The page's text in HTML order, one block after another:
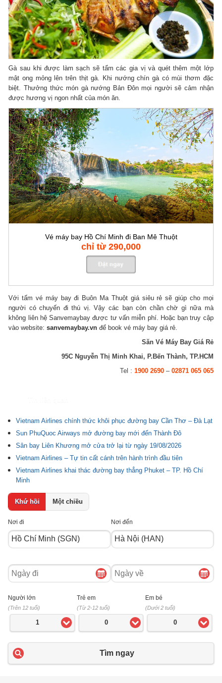
Gà sau khi được làm sạch sẽ tẩm các gia vị và quét thêm một lớp
mật ong mỏng lên trên thịt gà. Khi nướng chín gà có mùi thơm đặc
biệt. Thưởng thức món gà nướng Bản Đôn mọi người sẽ cảm nhận
được hương vị ngon nhất của món ăn.
Vé máy bay Hồ Chí Minh đi Ban Mê Thuột
chỉ từ 290,000
Với tấm vé máy bay đi Buôn Ma Thuột giá siêu rẻ sẽ giúp cho mọi
người có chuyến đi thú vị. Vậy các bạn còn chần chờ gì nữa mà
không liên hệ Sanvemaybay được tư vấn miễn phí. Hoặc bạn truy cập
vào website:sanvemaybay.vn để book vé máy bay giá rẻ.
Săn Vé Máy Bay Giá Rẻ
95C Nguyễn Thị Minh Khai, P.Bến Thành, TP.HCM
Tel : 1900 2690– 02871 065 065
Vietnam Airlines chính thức khôi phục đường bay Cần Thơ – Đà Lạt
Sun PhuQuoc Airways mở đường bay mới đến Thành Đô
Sân bay Liên Khương mở cửa trở lại từ ngày 19/08/2026
Vietnam Airlines – Tự tin cất cánh trên hành trình đầu tiên
Vietnam Airlines khai thác đường bay thẳng Phuket – TP. Hồ Chí
Minh
Khứ hồi Một chiều
Nơi đi Nơi đến
Ngày
đi
Ngày
về
Người lớn
(Trên 12 tuổi)
1
Trẻ em
(Từ 2-12 tuổi)
0
Em bé
(Dưới 2 tuổi)
0
Tìm ngay